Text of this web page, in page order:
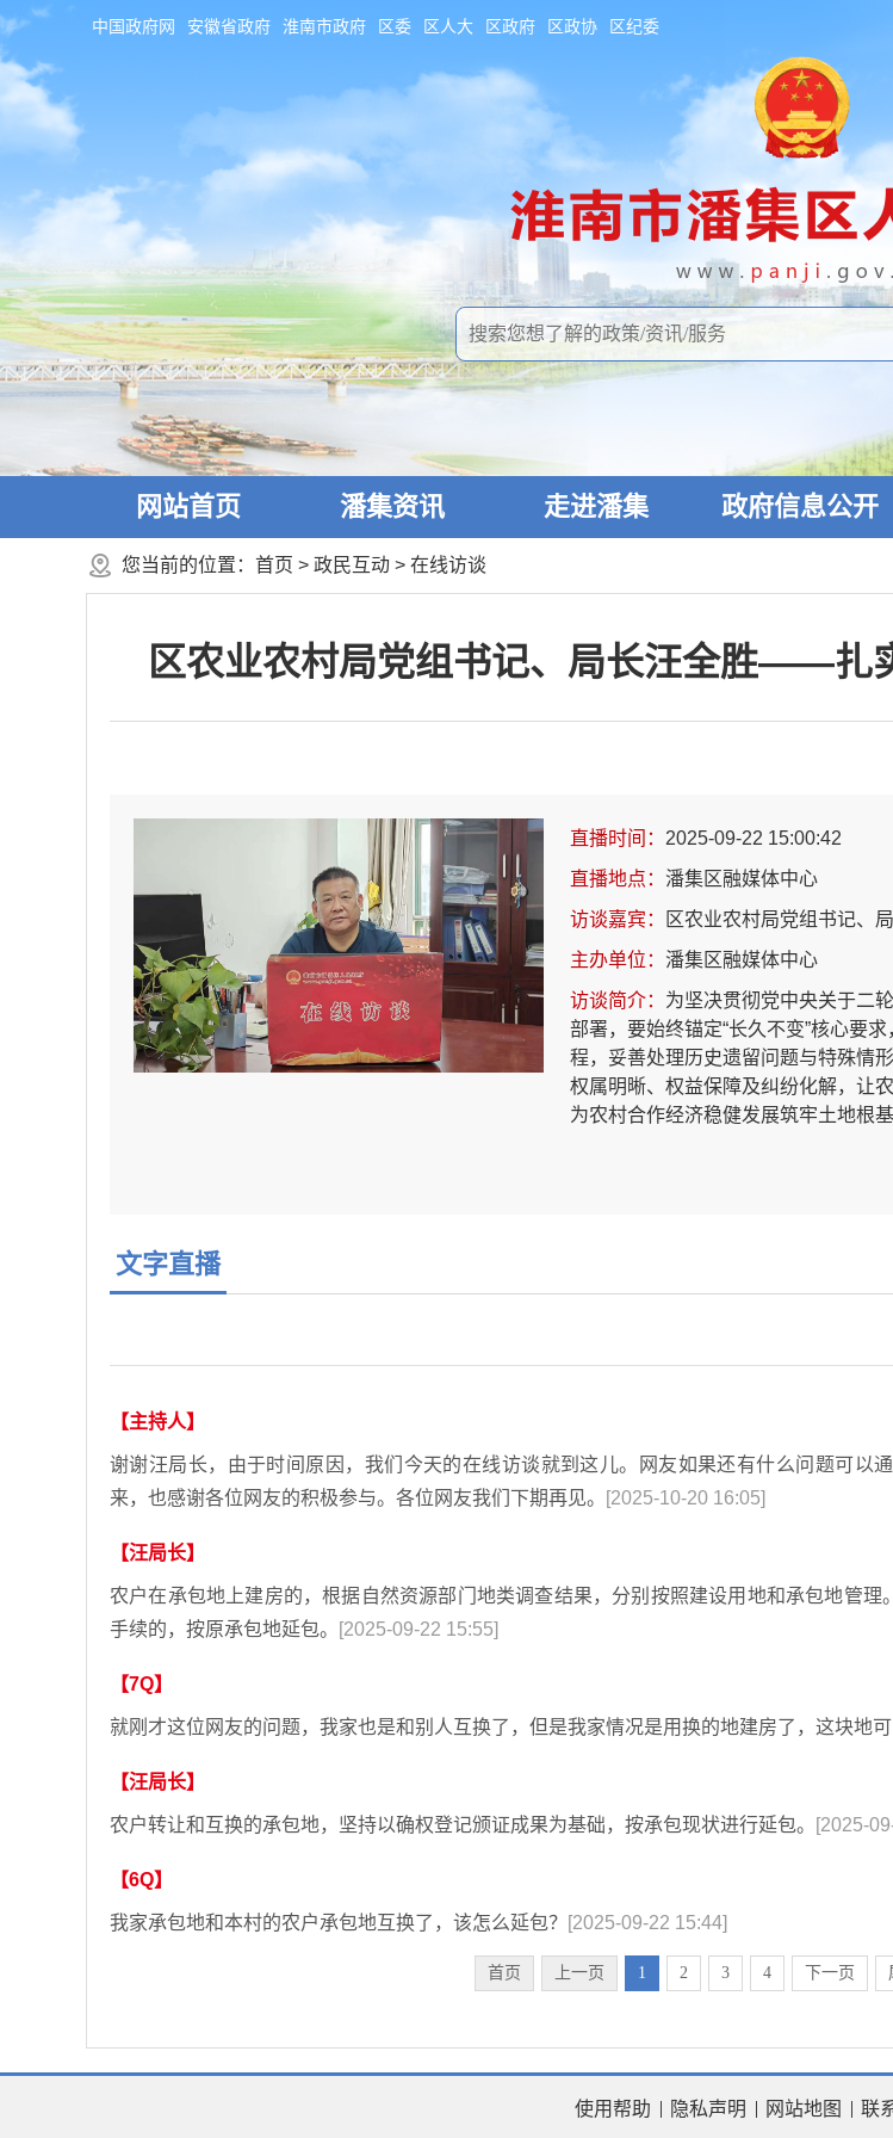
中国政府网 安徽省政府 淮南市政府 区委 区人大 区政府 区政协 区纪委
网站首页 潘集资讯 走进潘集 政府信息公开
您当前的位置： 首页 > 政民互动 > 在线访谈
区农业农村局党组书记、局长汪全胜——扎
直播时间： 2025-09-22 15:00:42
直播地点： 潘集区融媒体中心
访谈嘉宾：
区农业农村局党组书记、
主办单位： 潘集区融媒体中心
访谈简介： 为坚决贯彻党中央关于二
部署，要始终锚定“长久不变”核心要求
程，妥善处理历史遗留问题与特殊情
权属明晰、权益保障及纠纷化解，让农
为农村合作经济稳健发展筑牢土地根基
文字直播
【主持人】
谢谢汪局长，由于时间原因，我们今天的在线访谈就到这儿。网友如果还有什么问题可以
来，也感谢各位网友的积极参与。各位网友我们下期再见。
[2025-10-20 16:05]
【汪局长】
农户在承包地上建房的，根据自然资源部门地类调查结果，分别按照建设用地和承包地管
手续的，按原承包地延包。
[2025-09-22 15:55]
【7Q】
就刚才这位网友的问题，我家也是和别人互换了，但是我家情况是用换的地建房了，这块地可
【汪局长】
农户转让和互换的承包地，坚持以确权登记颁证成果为基础，按承包现状进行延包。 [2025-
【6Q】
我家承包地和本村的农户承包地互换了，该怎么延包？ [2025-09-22 15:44]
首页 上一页 1 2 3 4 下一页
使用帮助 隐私声明 网站地图 联